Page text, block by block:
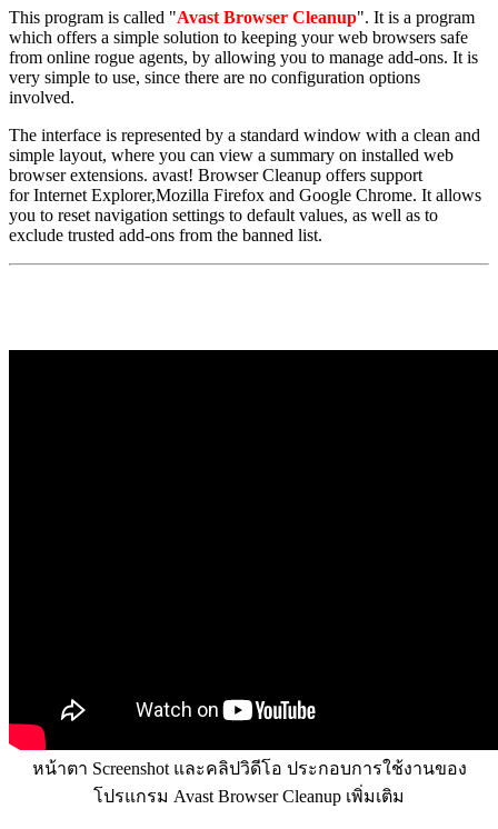
This program is called "Avast Browser Cleanup". It is a program
which offers a simple solution to keeping your web browsers safe
from online rogue agents, by allowing you to manage add-ons. It is
very simple to use, since there are no configuration options
involved.
The interface is represented by a standard window with a clean and
simple layout, where you can view a summary on installed web
browser extensions. avast! Browser Cleanup offers support
for Internet Explorer,Mozilla Firefox and Google Chrome. It allows
you to reset navigation settings to default values, as well as to
exclude trusted add-ons from the banned list.
หน้าตา Screenshot และคลิปวิดีโอ ประกอบการใช้งานของ
โปรแกรม Avast Browser Cleanup เพิ่มเติม